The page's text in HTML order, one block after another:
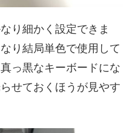
り細かく設定できま
り結局単色で使用して
っ黒なキーボードにな
せておくほうが見やす